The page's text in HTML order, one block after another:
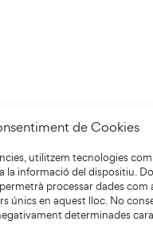
de Cookies
utilitzem tecnologies
la informació del dispositiu.
processar dades
únics en aquest lloc. No
determinades